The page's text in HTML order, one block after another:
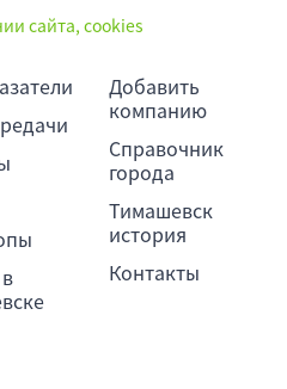
сайта, cookies
Добавить
компанию
Справочник
города
Тимашевск
история
Контакты